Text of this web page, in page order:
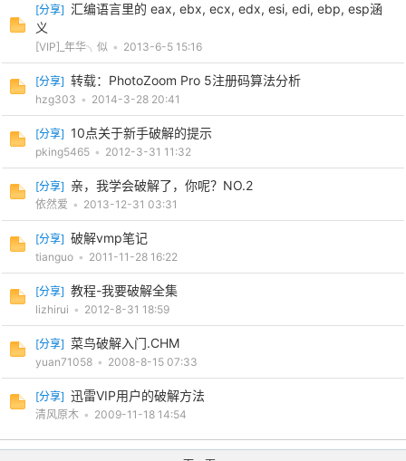
[分享] 汇编语言里的 eax, ebx, ecx, edx, esi, edi, ebp, esp涵
义
[VIP]_年华╮似 • 2013-6-5 15:16
[分享] 转载：PhotoZoom Pro 5注册码算法分析
hzg303 • 2014-3-28 20:41
[分享] 10点关于新手破解的提示
pking5465 • 2012-3-31 11:32
[分享] 亲，我学会破解了，你呢？NO.2
依然爱 • 2013-12-31 03:31
[分享] 破解vmp笔记
tianguo • 2011-11-28 16:22
[分享] 教程-我要破解全集
lizhirui • 2012-8-31 18:59
[分享] 菜鸟破解入门.CHM
yuan71058 • 2008-8-15 07:33
[分享] 迅雷VIP用户的破解方法
清风原木 • 2009-11-18 14:54